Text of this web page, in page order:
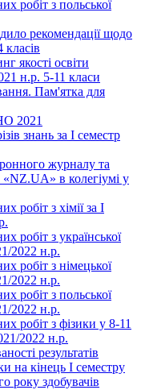
робіт з польської
рекомендації щодо
якості освіти
н.р. 5-11 класи
Пам'ятка для
2021
знань за І семестр
журналу та
в колегіумі у
робіт з хімії за І
робіт з української
2022 н.р.
робіт з німецької
2022 н.р.
робіт з польської
2022 н.р.
робіт з фізики у 8-11
2022 н.р.
результатів
на кінець І семестру
року здобувачів